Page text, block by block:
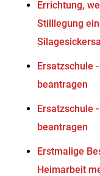
Errichtung,
Stilllegung
Ersatzschule
beantragen
Ersatzschule
beantragen
Erstmalige
Heimarbeit